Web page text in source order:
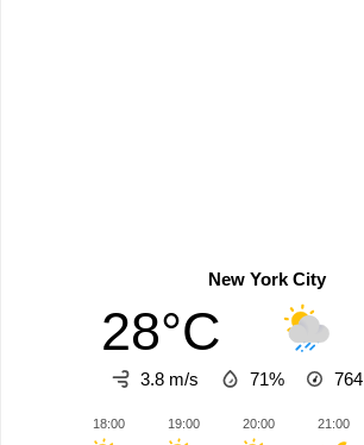
New York City
28°C
3.8 m/s 71% 764
18:00 19:00 20:00 21:00